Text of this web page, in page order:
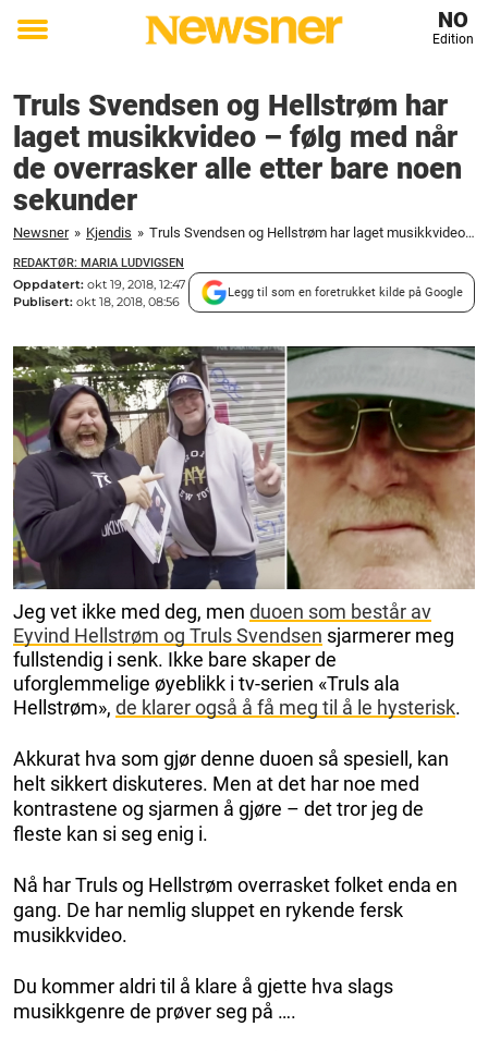
Toggle
NO
Edition
Truls Svendsen og Hellstrøm har
laget musikkvideo – følg med når
de overrasker alle etter bare noen
sekunder
Newsner » Kjendis » Truls Svendsen og Hellstrøm har laget musikkvideo – følg med når de overrasker alle etter bare noen sekunder
REDAKTØR: MARIA LUDVIGSEN
Oppdatert: okt 19, 2018, 12:47
Publisert: okt 18, 2018, 08:56
Legg til som en foretrukket kilde på Google
Jeg vet ikke med deg, men duoen som består av
Eyvind Hellstrøm og Truls Svendsen sjarmerer meg
fullstendig i senk. Ikke bare skaper de
uforglemmelige øyeblikk i tv-serien «Truls ala
Hellstrøm», de klarer også å få meg til å le hysterisk.
Akkurat hva som gjør denne duoen så spesiell, kan
helt sikkert diskuteres. Men at det har noe med
kontrastene og sjarmen å gjøre – det tror jeg de
fleste kan si seg enig i.
Nå har Truls og Hellstrøm overrasket folket enda en
gang. De har nemlig sluppet en rykende fersk
musikkvideo.
Du kommer aldri til å klare å gjette hva slags
musikkgenre de prøver seg på ….